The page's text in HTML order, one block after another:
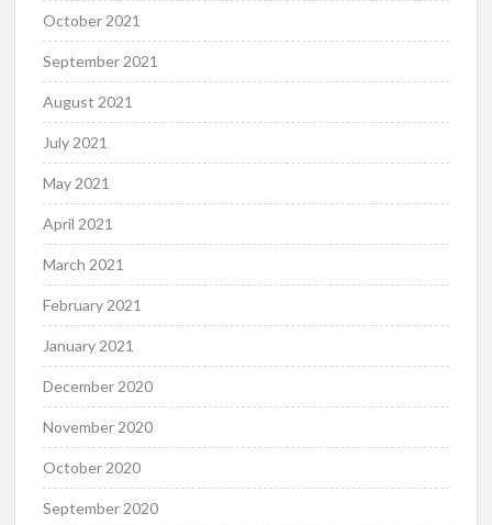
October 2021
September 2021
August 2021
July 2021
May 2021
April 2021
March 2021
February 2021
January 2021
December 2020
November 2020
October 2020
September 2020